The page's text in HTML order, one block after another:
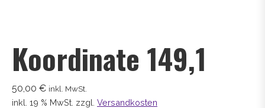
Koordinate 149,1
50,00 € inkl. MwSt.
inkl. 19 % MwSt. zzgl. Versandkosten